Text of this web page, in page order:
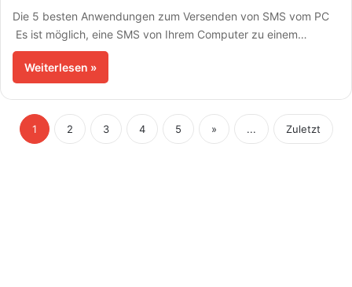
Die 5 besten Anwendungen zum Versenden von SMS vom PC
Es ist möglich, eine SMS von Ihrem Computer zu einem…
Weiterlesen »
1 2 3 4 5 » ... Zuletzt